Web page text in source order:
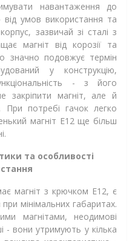
навантаження до
від умов використання та
зазвичай зі сталі з
магніт від корозії та
значно подовжує термін
у конструкцію,
- з його
магніт, але й
При потребі гачок легко
магніт Е12 ще більш
та особливості
магніт з крючком Е12, є
мінімальних габаритах.
магнітами, неодимові
- вони утримують у кілька